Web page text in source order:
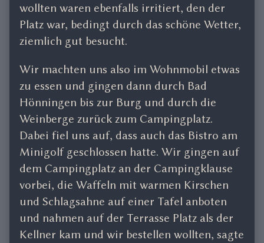
wollten waren ebenfalls irritiert, den der
Platz war, bedingt durch das schöne Wetter,
ziemlich gut besucht.
Wir machten uns also im Wohnmobil etwas
zu essen und gingen dann durch Bad
Hönningen bis zur Burg und durch die
Weinberge zurück zum Campingplatz.
Dabei fiel uns auf, dass auch das Bistro am
Minigolf geschlossen hatte. Wir gingen auf
dem Campingplatz an der Campingklause
vorbei, die Waffeln mit warmen Kirschen
und Schlagsahne auf einer Tafel anboten
und nahmen auf der Terrasse Platz als der
Kellner kam und wir bestellen wollten, sagte